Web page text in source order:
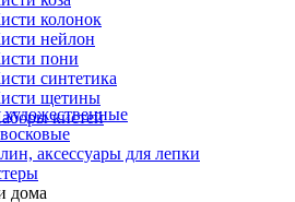
колонок
нейлон
пони
синтетика
щетины
кистей
аксессуары для лепки
дома